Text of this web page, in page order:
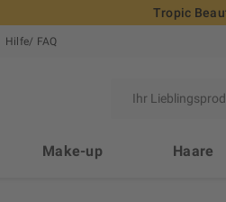
Tropic
Hilfe/ FAQ
Make-up Haare